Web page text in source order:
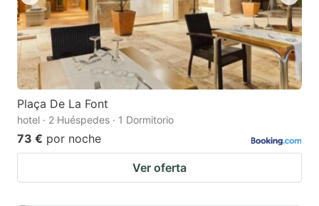
Plaça De La Font
hotel · 2 Huéspedes · 1 Dormitorio
73 € por noche
Ver oferta